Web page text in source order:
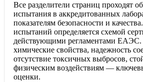
Все разделители страниц проходят
испытания в аккредитованных
показателям безопасности и
испытаний определяется схемой
действующими регламентами
химические свойства, надежность
отсутствие токсичных выбросов,
физическим воздействиям —
оценки.